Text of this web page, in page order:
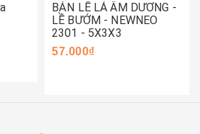
BẢN LỀ LÁ ÂM DƯƠNG -
LỀ BƯỚM - NEWNEO
2301 - 5X3X3
57.000₫